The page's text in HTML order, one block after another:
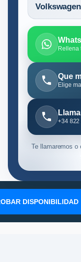
Rellena
Que
Elige
+34 822
Te llamaremos
DISPONIBILIDAD